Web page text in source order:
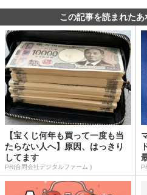
この記事を読まれた
【宝くじ何年も買って一度も当
たらない人へ】原因、はっきり
してます
PR(合同会社デジタルファーム )